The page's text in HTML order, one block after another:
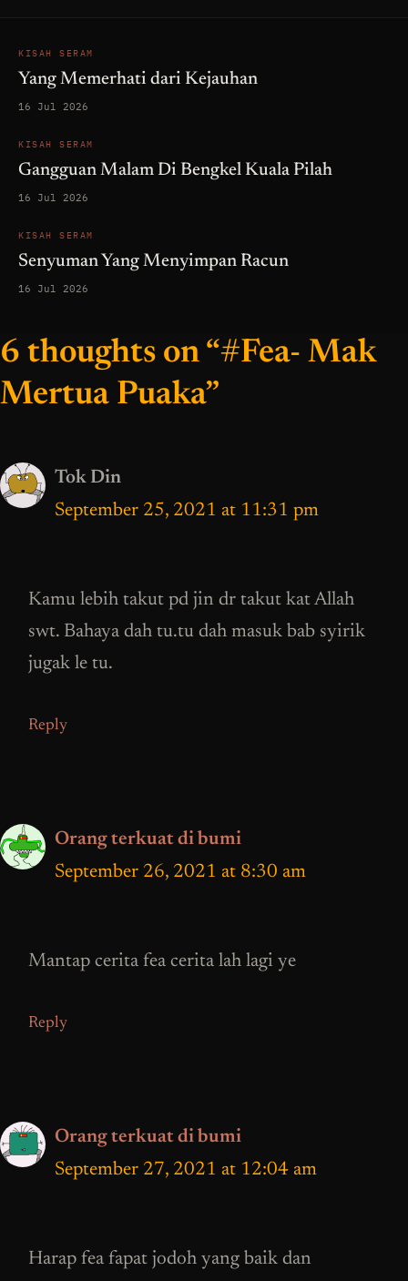
KISAH SERAM
Yang Memerhati dari Kejauhan
16 Jul 2026
KISAH SERAM
Gangguan Malam Di Bengkel Kuala Pilah
16 Jul 2026
KISAH SERAM
Senyuman Yang Menyimpan Racun
16 Jul 2026
6 thoughts on “#Fea- Mak
Mertua Puaka”
Tok Din
September 25, 2021 at 11:31 pm
Kamu lebih takut pd jin dr takut kat Allah
swt. Bahaya dah tu.tu dah masuk bab syirik
jugak le tu.
Reply
Orang terkuat di bumi
September 26, 2021 at 8:30 am
Mantap cerita fea cerita lah lagi ye
Reply
Orang terkuat di bumi
September 27, 2021 at 12:04 am
Harap fea fapat jodoh yang baik dan